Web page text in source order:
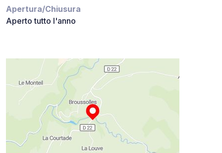
Apertura/Chiusura
Aperto tutto l'anno